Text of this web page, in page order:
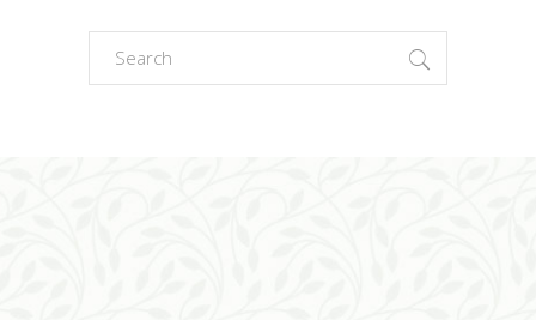
Search
for: